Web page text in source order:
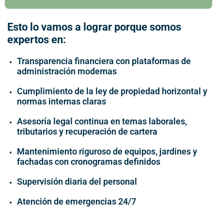
Esto lo vamos a lograr porque somos
expertos en:
Transparencia financiera con plataformas de
administración modernas
Cumplimiento de la ley de propiedad horizontal y
normas internas claras
Asesoría legal continua en temas laborales,
tributarios y recuperación de cartera
Mantenimiento riguroso de equipos, jardines y
fachadas con cronogramas definidos
Supervisión diaria del personal
Atención de emergencias 24/7